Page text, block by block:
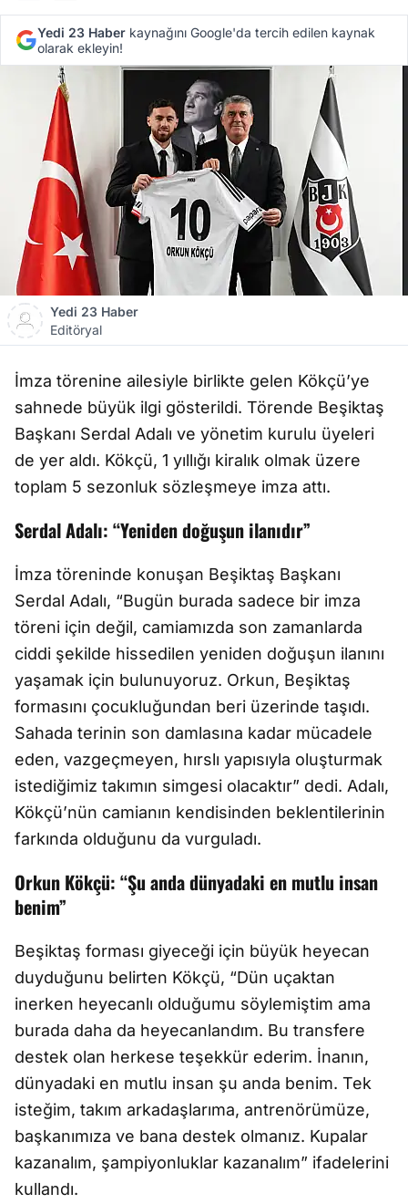
Yedi 23 Haber kaynağını Google'da tercih edilen kaynak
olarak ekleyin!
Yedi 23 Haber
Editöryal
İmza törenine ailesiyle birlikte gelen Kökçü’ye
sahnede büyük ilgi gösterildi. Törende Beşiktaş
Başkanı Serdal Adalı ve yönetim kurulu üyeleri
de yer aldı. Kökçü, 1 yıllığı kiralık olmak üzere
toplam 5 sezonluk sözleşmeye imza attı.
Serdal Adalı: “Yeniden doğuşun ilanıdır”
İmza töreninde konuşan Beşiktaş Başkanı
Serdal Adalı, “Bugün burada sadece bir imza
töreni için değil, camiamızda son zamanlarda
ciddi şekilde hissedilen yeniden doğuşun ilanını
yaşamak için bulunuyoruz. Orkun, Beşiktaş
formasını çocukluğundan beri üzerinde taşıdı.
Sahada terinin son damlasına kadar mücadele
eden, vazgeçmeyen, hırslı yapısıyla oluşturmak
istediğimiz takımın simgesi olacaktır” dedi. Adalı,
Kökçü’nün camianın kendisinden beklentilerinin
farkında olduğunu da vurguladı.
Orkun Kökçü: “Şu anda dünyadaki en mutlu insan
benim”
Beşiktaş forması giyeceği için büyük heyecan
duyduğunu belirten Kökçü, “Dün uçaktan
inerken heyecanlı olduğumu söylemiştim ama
burada daha da heyecanlandım. Bu transfere
destek olan herkese teşekkür ederim. İnanın,
dünyadaki en mutlu insan şu anda benim. Tek
isteğim, takım arkadaşlarıma, antrenörümüze,
başkanımıza ve bana destek olmanız. Kupalar
kazanalım, şampiyonluklar kazanalım” ifadelerini
kullandı.